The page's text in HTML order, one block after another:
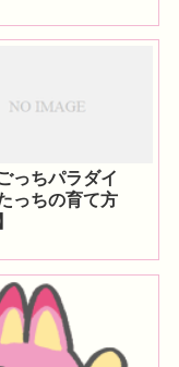
っちパラダイ
っちの育て方